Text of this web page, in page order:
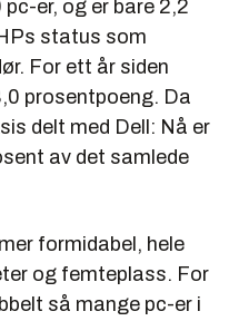
pc-er, og er bare 2,2
status som
For ett år siden
prosentpoeng. Da
delt med Dell: Nå er
av det samlede
formidabel, hele
og femteplass. For
så mange pc-er i